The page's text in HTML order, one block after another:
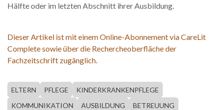
Hälfte oder im letzten Abschnitt ihrer Ausbildung.
Dieser Artikel ist mit einem Online-Abonnement via CareLit
Complete sowie über die Rechercheoberfläche der
Fachzeitschrift zugänglich.
ELTERN PFLEGE
KINDERKRANKENPFLEGE
KOMMUNIKATION
AUSBILDUNG
BETREUUNG